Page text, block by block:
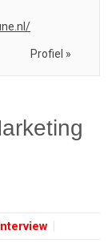
Profiel »
Interview